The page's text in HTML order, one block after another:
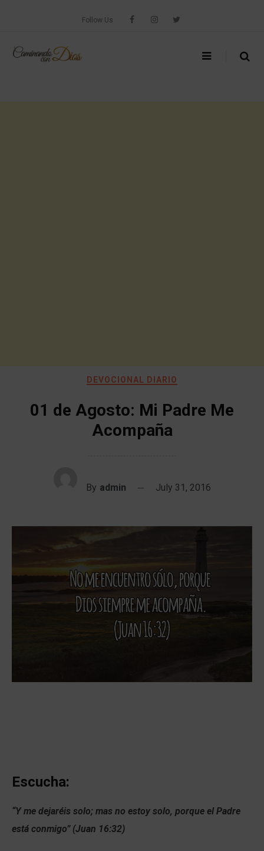
Follow Us
DEVOCIONAL DIARIO
01 de Agosto: Mi Padre Me
Acompaña
By admin July 31, 2016
Escucha:
“Y me dejaréis solo; mas no estoy solo, porque el Padre
está conmigo” (Juan 16:32)